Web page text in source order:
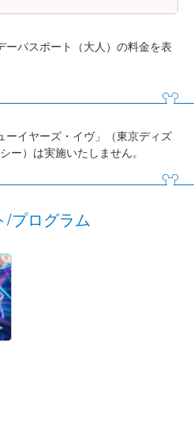
ーパスポート（大人）の料金を表
イヤーズ・イヴ」（東京ディズ
ー）は実施いたしません。
/プログラム